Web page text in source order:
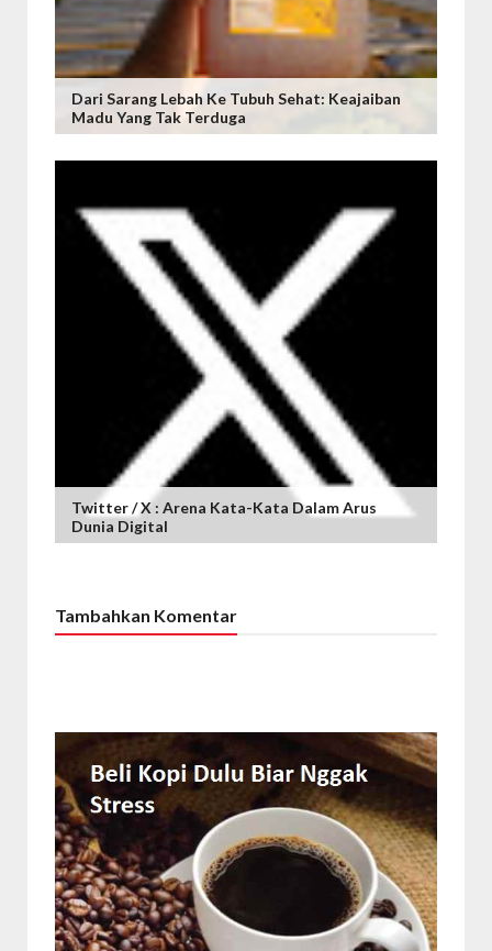
Dari Sarang Lebah Ke Tubuh Sehat: Keajaiban
Madu Yang Tak Terduga
Twitter / X : Arena Kata-Kata Dalam Arus
Dunia Digital
Tambahkan Komentar